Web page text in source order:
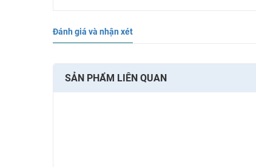
Đánh giá và nhận xét
SẢN PHẨM LIÊN QUAN